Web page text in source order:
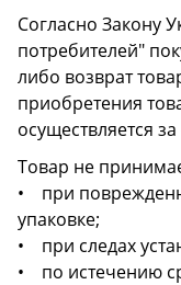
Согласно Закону
потребителей"
либо возврат
приобретения
осуществляется
Товар не
• при
упаковке;
• при следах
• по истечению